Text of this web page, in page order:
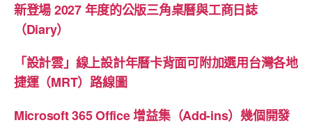
新登場 2027 年度的公版三角桌曆與工商日誌
（Diary）
「設計雲」線上設計年曆卡背面可附加選用台灣各地
捷運（MRT）路線圖
Microsoft 365 Office 增益集（Add-ins）幾個開發